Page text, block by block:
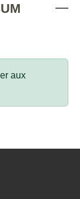
aux